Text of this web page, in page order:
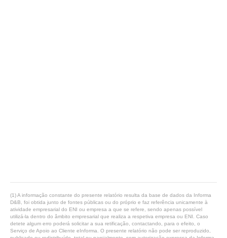
(1) A informação constante do presente relatório resulta da base de dados da Informa
D&B, foi obtida junto de fontes públicas ou do próprio e faz referência unicamente à
atividade empresarial do ENI ou empresa a que se refere, sendo apenas possível
utilizá-la dentro do âmbito empresarial que realiza a respetiva empresa ou ENI. Caso
detete algum erro poderá solicitar a sua retificação, contactando, para o efeito, o
Serviço de Apoio ao Cliente eInforma. O presente relatório não pode ser reproduzido,